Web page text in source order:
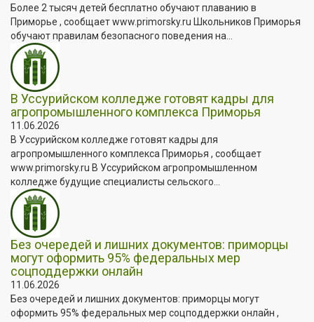
Более 2 тысяч детей бесплатно обучают плаванию в
Приморье , сообщает www.primorsky.ru Школьников Приморья
обучают правилам безопасного поведения на...
В Уссурийском колледже готовят кадры для
агропромышленного комплекса Приморья
11.06.2026
В Уссурийском колледже готовят кадры для
агропромышленного комплекса Приморья , сообщает
www.primorsky.ru В Уссурийском агропромышленном
колледже будущие специалисты сельского...
Без очередей и лишних документов: приморцы
могут оформить 95% федеральных мер
соцподдержки онлайн
11.06.2026
Без очередей и лишних документов: приморцы могут
оформить 95% федеральных мер соцподдержки онлайн ,